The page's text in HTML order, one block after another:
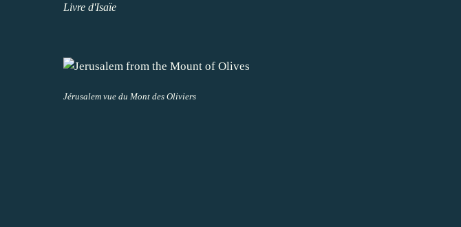
Livre d'Isaïe
Jérusalem vue du Mont des Oliviers